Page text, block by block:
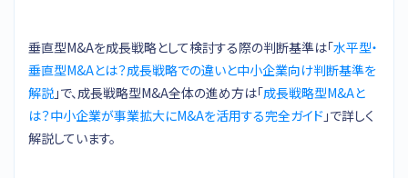
垂直型M&Aを成長戦略として検討する際の判断基準は「水平型・
垂直型M&Aとは？成長戦略での違いと中小企業向け判断基準を
解説 」で、成長戦略型M&A全体の進め方は「成長戦略型M&Aと
は？中小企業が事業拡大にM&Aを活用する完全ガイド 」で詳しく
解説しています。